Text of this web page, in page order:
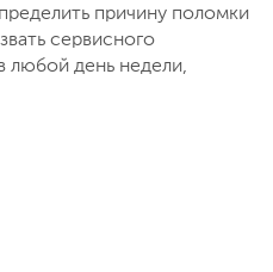
причину поломки
сервисного
любой день недели,